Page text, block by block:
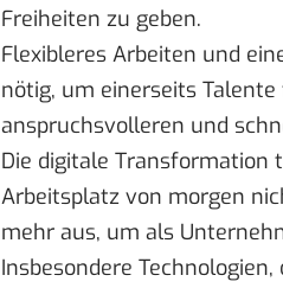
Freiheiten zu geben.
Flexibleres Arbeiten und
nötig, um einerseits
anspruchsvolleren und
Die digitale Transformation
Arbeitsplatz von morgen
mehr aus, um als
Insbesondere